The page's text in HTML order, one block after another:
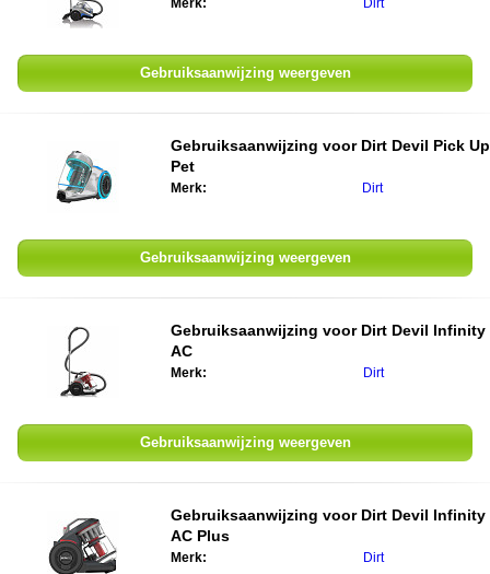
Merk: Dirt
Gebruiksaanwijzing weergeven
Gebruiksaanwijzing voor Dirt Devil Pick Up
Pet
Merk: Dirt
Gebruiksaanwijzing weergeven
Gebruiksaanwijzing voor Dirt Devil Infinity
AC
Merk: Dirt
Gebruiksaanwijzing weergeven
Gebruiksaanwijzing voor Dirt Devil Infinity
AC Plus
Merk: Dirt